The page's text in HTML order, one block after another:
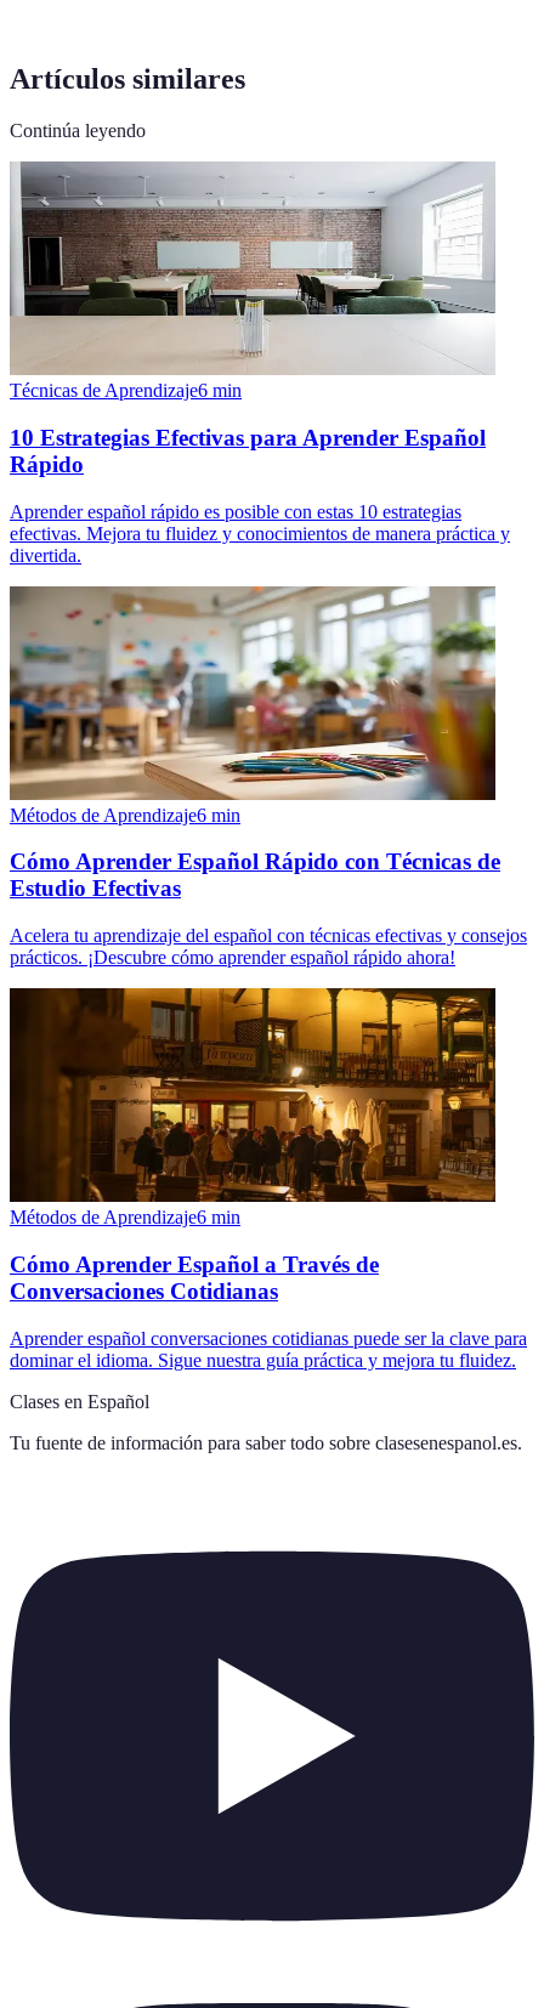
Artículos similares
Continúa leyendo
Técnicas de Aprendizaje6 min
10 Estrategias Efectivas para Aprender Español
Rápido
Aprender español rápido es posible con estas 10 estrategias
efectivas. Mejora tu fluidez y conocimientos de manera práctica y
divertida.
Métodos de Aprendizaje6 min
Cómo Aprender Español Rápido con Técnicas de
Estudio Efectivas
Acelera tu aprendizaje del español con técnicas efectivas y consejos
prácticos. ¡Descubre cómo aprender español rápido ahora!
Métodos de Aprendizaje6 min
Cómo Aprender Español a Través de
Conversaciones Cotidianas
Aprender español conversaciones cotidianas puede ser la clave para
dominar el idioma. Sigue nuestra guía práctica y mejora tu fluidez.
Clases en Español
Tu fuente de información para saber todo sobre clasesenespanol.es.